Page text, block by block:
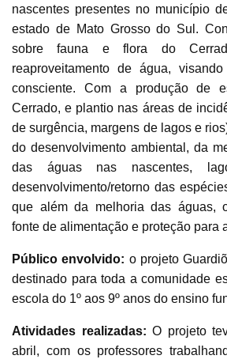
nascentes presentes no município
estado de Mato Grosso do Sul.
sobre fauna e flora do
reaproveitamento de água,
consciente. Com a produção de
Cerrado, e plantio nas áreas de
de surgência, margens de lagos e
do desenvolvimento ambiental, da
das águas nas nascentes,
desenvolvimento/retorno das
que além da melhoria das águas,
fonte de alimentação e proteção para
Público envolvido: o projeto
destinado para toda a comunidade
escola do 1º aos 9º anos do ensino
Atividades realizadas: O projeto
abril, com os professores